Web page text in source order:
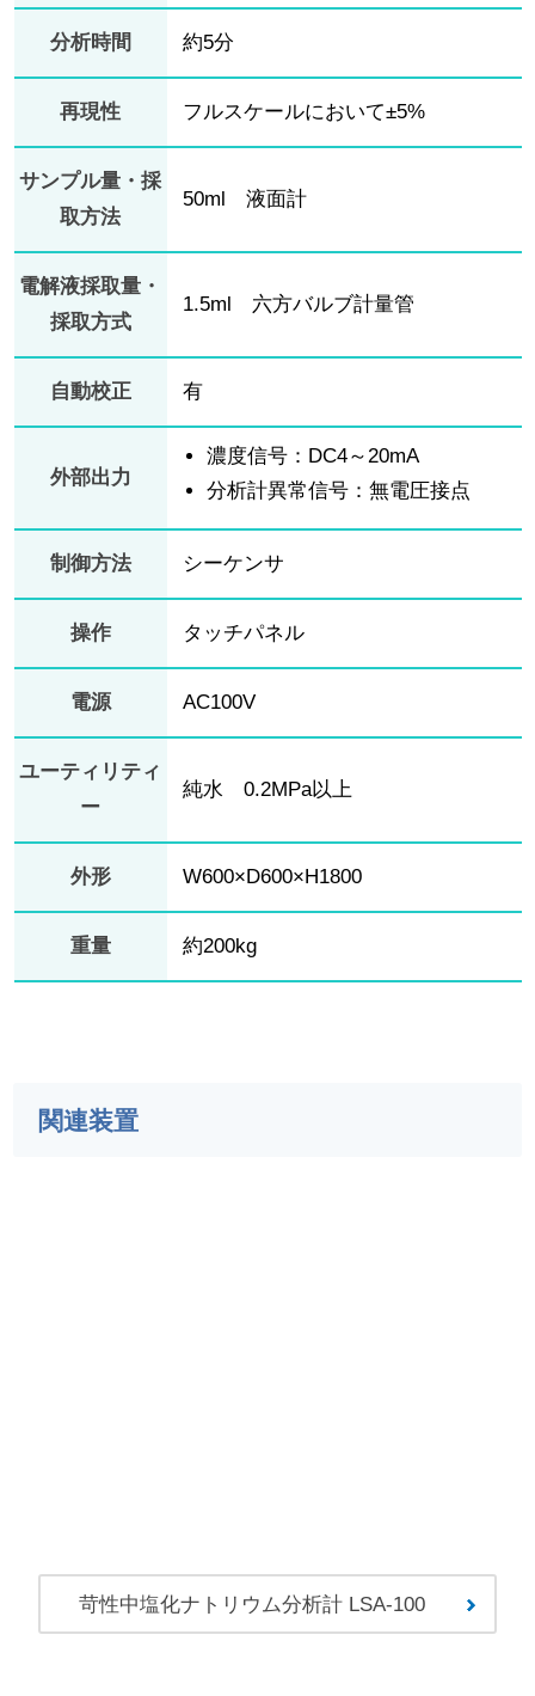
分析時間 約5分
再現性 フルスケールにおいて±5%
サンプル量・採
取方法
50ml 液面計
電解液採取量・
採取方式
1.5ml 六方バルブ計量管
自動校正 有
外部出力
濃度信号：DC4～20mA
分析計異常信号：無電圧接点
制御方法 シーケンサ
操作 タッチパネル
電源 AC100V
ユーティリティ
ー
純水 0.2MPa以上
外形 W600×D600×H1800
重量 約200kg
関連装置
苛性中塩化ナトリウム分析計 LSA-100